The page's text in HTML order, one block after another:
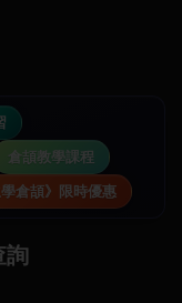
倉頡教學課程
學倉頡》限時優惠
詢